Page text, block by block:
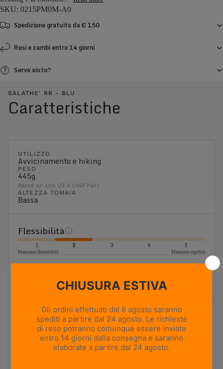
SKU: 0215PM0M-A0
Spedizione gratuita da € 150
Resi e cambi entro 14 giorni
Serve aiuto?
SALATHE' RR - BLU
Caratteristiche
UTILIZZO
Avvicinamento e hiking
PESO
445g
Based on size US 8 (Half Pair)
ALTEZZA TOMAIA
Bassa
Flessibilità
1 2 3 4 5
Massima flessibilità Massima rigidità
Flessibile
con un buon sostegno, ideale per le escursioni in giornata.
Ammortizzazione
2 4
Ammortizzazione minima Ammortizzazione massima